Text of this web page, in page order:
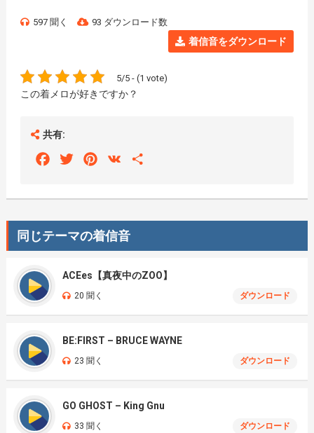
597 聞く 93 ダウンロード数
着信音をダウンロード
5/5 - (1 vote)
この着メロが好きですか？
共有:
FacebookTwitterPinterest
VK
同じテーマの着信音
ACEes【真夜中のZOO】
20 聞く ダウンロード
BE:FIRST – BRUCE WAYNE
23 聞く ダウンロード
GO GHOST – King Gnu
33 聞く ダウンロード